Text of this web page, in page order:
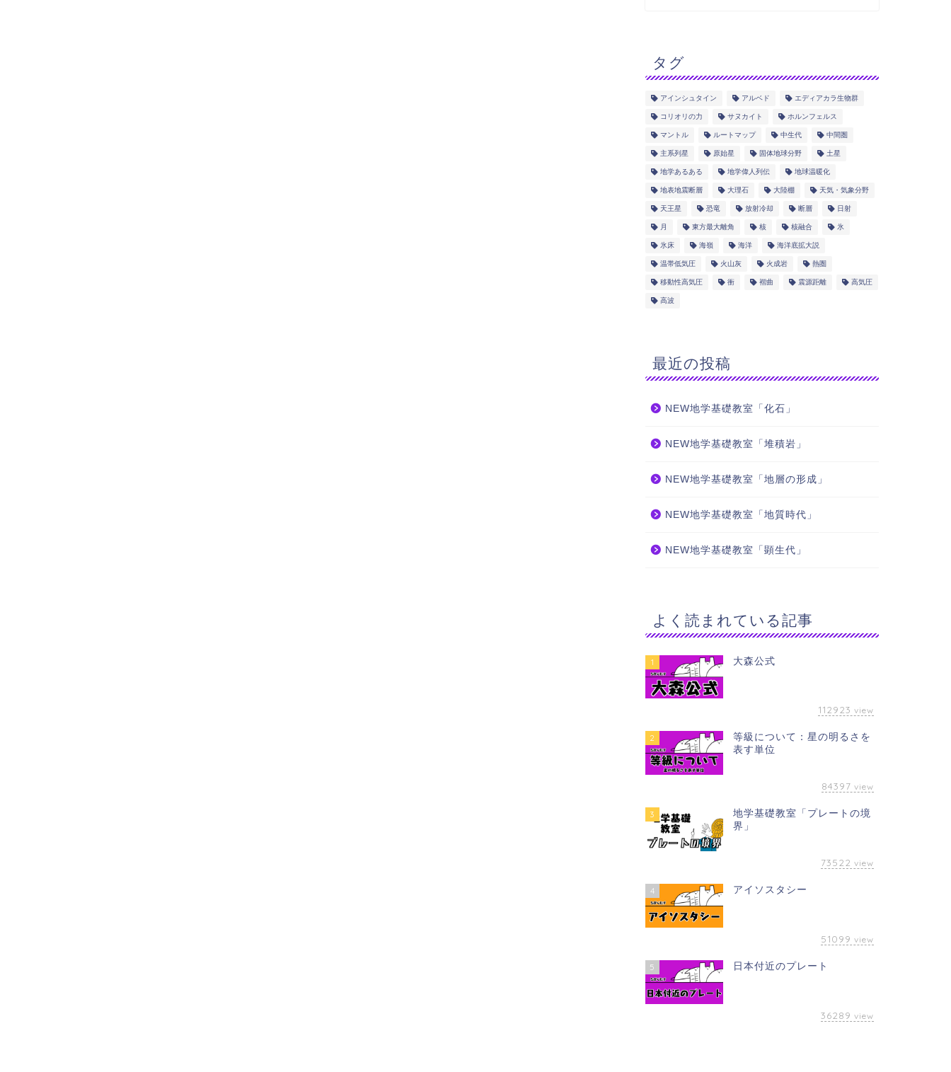
タグ
アインシュタイン アルベド エディアカラ生物群
コリオリの力 サヌカイト ホルンフェルス
マントル ルートマップ 中生代 中間圏
主系列星 原始星 固体地球分野 土星
地学あるある 地学偉人列伝 地球温暖化
地表地震断層 大理石 大陸棚 天気・気象分野
天王星 恐竜 放射冷却 断層 日射
月 東方最大離角 核 核融合 氷
氷床 海嶺 海洋 海洋底拡大説
温帯低気圧 火山灰 火成岩 熱圏
移動性高気圧 衝 褶曲 震源距離 高気圧
高波
最近の投稿
NEW地学基礎教室「化石」
NEW地学基礎教室「堆積岩」
NEW地学基礎教室「地層の形成」
NEW地学基礎教室「地質時代」
NEW地学基礎教室「顕生代」
よく読まれている記事
1 大森公式
112923 view
2
等級について：星の明るさを
表す単位
84397 view
3
地学基礎教室「プレートの境
界」
73522 view
4 アイソスタシー
51099 view
5 日本付近のプレート
36289 view